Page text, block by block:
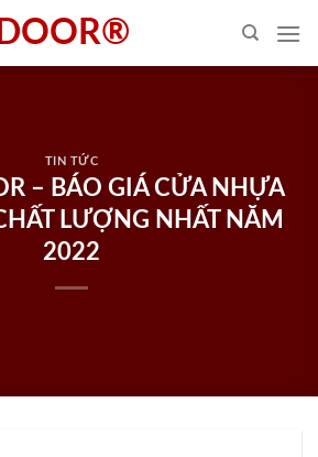
TIN TỨC
– BÁO GIÁ CỬA NHỰA
LƯỢNG NHẤT NĂM
2022